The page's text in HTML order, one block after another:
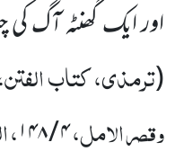
اور ایک گھنٹہ آگ
(ترمذی، کتاب
وقصر الامل،۴/۱۴۸